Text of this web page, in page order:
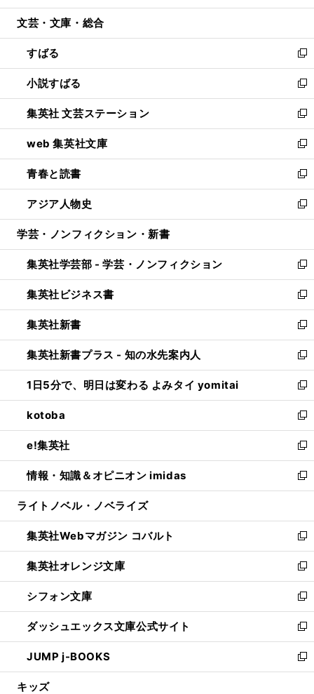
開
ウ
開
く
ン
ウ
で
開
く
ウ
ン
ド
ウ
で
開
く
文芸・文庫・総合
すばる
新
し
い
ウ
ィ
ン
ド
ウ
で
開
く
小説すばる
新
し
い
ウ
ィ
ン
ド
ウ
で
開
集英社 文芸ステーション
新
し
い
ウ
ィ
ン
ド
ウ
開
く
web 集英社文庫
新
し
い
ウ
ィ
ン
ウ
で
開
く
青春と読書
新
し
い
ウ
ン
ド
ウ
で
開
く
アジア人物史
新
し
ウ
ィ
ン
ド
ウ
で
開
く
学芸・ノンフィクション・新書
集英社学芸部 - 学芸・ノンフィクション
新
し
い
ウ
ィ
ン
ド
ウ
で
開
く
集英社ビジネス書
新
し
い
ウ
ィ
ン
ド
ウ
で
開
く
集英社新書
新
し
い
ウ
ィ
ン
ド
ウ
で
開
く
集英社新書プラス - 知の水先案内人
新
し
い
ウ
ィ
ン
ド
ウ
で
開
1日5分で、明日は変わる よみタイ yomitai
新
し
い
ウ
ィ
ン
ド
ウ
開
く
kotoba
新
し
い
ウ
ィ
ン
ウ
で
開
く
e!集英社
新
し
い
ウ
ン
ド
ウ
で
開
く
情報・知識＆オピニオン imidas
新
し
ウ
ィ
ン
ド
ウ
で
開
く
ライトノベル・ノベライズ
集英社Webマガジン コバルト
新
し
い
ウ
ィ
ン
ド
ウ
で
開
集英社オレンジ文庫
新
し
い
ウ
ィ
ン
ド
ウ
シフォン文庫
新
し
い
ウ
ィ
ン
ダッシュエックス文庫公式サイト
新
し
い
ウ
JUMP j-BOOKS
新
し
キッズ